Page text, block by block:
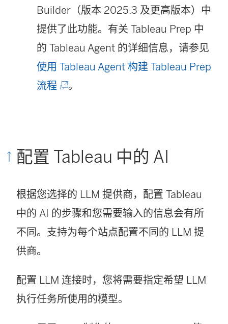
中
打
Builder（版本 2025.3 及更高版本）中
提供了此功能。有关 Tableau Prep 中
的 Tableau Agent 的详细信息，请参见
使用 Tableau Agent 构建 Tableau Prep
流程 (
新
口
中
打
)
。
配置 Tableau 中的 AI
根据您选择的 LLM 提供商，配置 Tableau
中的 AI 的步骤和您需要输入的信息会有所
不同。支持为每个站点配置不同的 LLM 提
供商。
配置 LLM 连接时，您将需要指定希望 LLM
执行任务所使用的模型。